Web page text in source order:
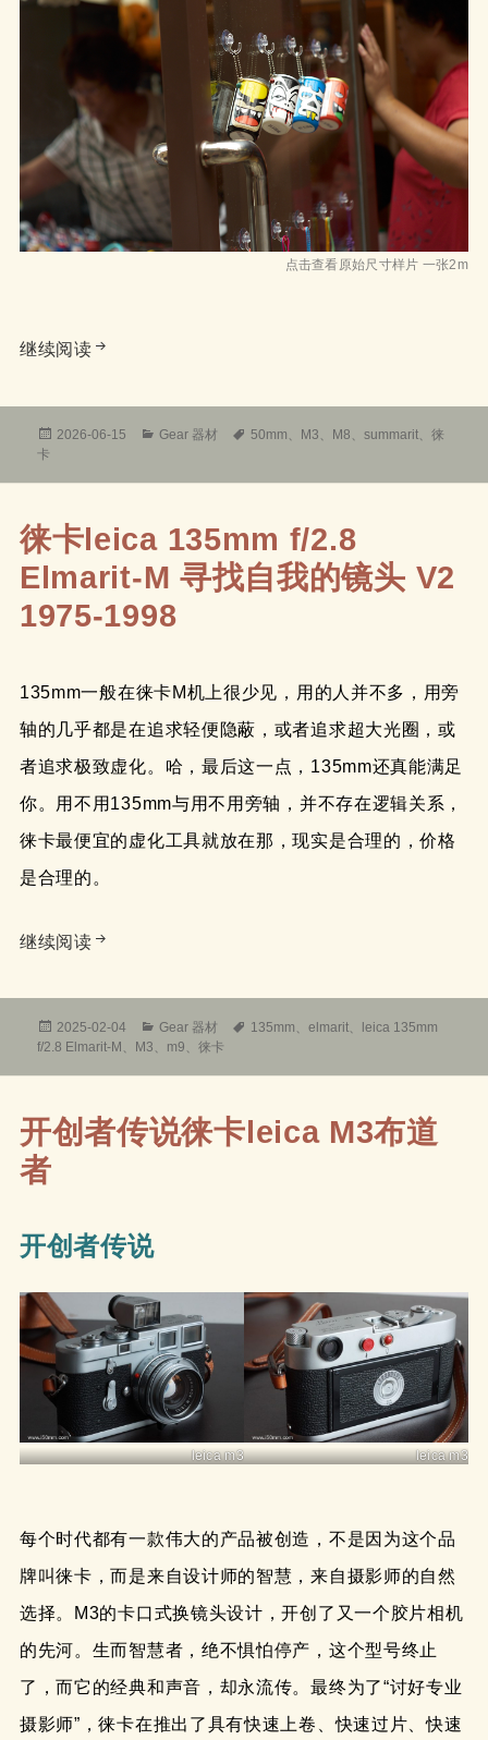
点击查看原始尺寸样片 一张2m
继续阅读细说徕卡最癫狂的镜头leica summarit M50 1.5
发
2026-06-15
分
Gear 器材
标
50mm M3 M8 、summarit 、徕
卡
徕卡leica 135mm f/2.8
Elmarit-M 寻找自我的镜头 V2
1975-1998
135mm一般在徕卡M机上很少见，用的人并不多，用旁
轴的几乎都是在追求轻便隐蔽，或者追求超大光圈，或
者追求极致虚化。哈，最后这一点，135mm还真能满足
你。用不用135mm与用不用旁轴，并不存在逻辑关系，
徕卡最便宜的虚化工具就放在那，现实是合理的，价格
是合理的。
继续阅读徕卡leica 135mm f/2.8 Elmarit-M 寻找自我的镜
发
布
2025-02-04
分
类
Gear 器材
标
135mm 、elmarit
leica 135mm
f/2.8 Elmarit-M
M3 m9 、徕卡
开创者传说徕卡leica M3布道
者
开创者传说
leica m3 leica m3
每个时代都有一款伟大的产品被创造，不是因为这个品
牌叫徕卡，而是来自设计师的智慧，来自摄影师的自然
选择。M3的卡口式换镜头设计，开创了又一个胶片相机
的先河。生而智慧者，绝不惧怕停产，这个型号终止
了，而它的经典和声音，却永流传。最终为了“讨好专业
摄影师”，徕卡在推出了具有快速上卷、快速过片、快速